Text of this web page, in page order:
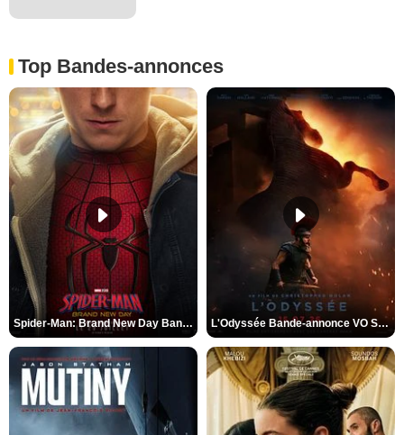
Top Bandes-annonces
Spider-Man: Brand New Day Bande-annonce VO STFR L'Odyssée Bande-annonce VO STFR